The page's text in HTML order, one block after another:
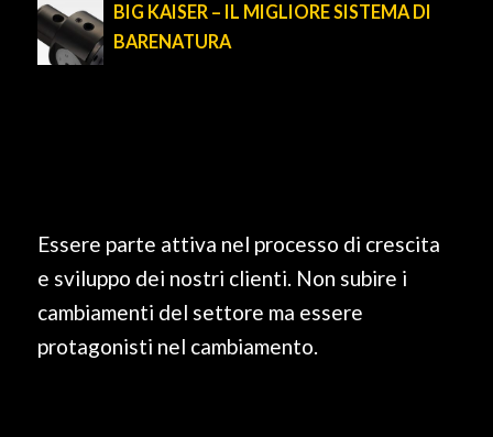
BIG KAISER – IL MIGLIORE SISTEMA DI
BARENATURA
Essere parte attiva nel processo di crescita
e sviluppo dei nostri clienti. Non subire i
cambiamenti del settore ma essere
protagonisti nel cambiamento.